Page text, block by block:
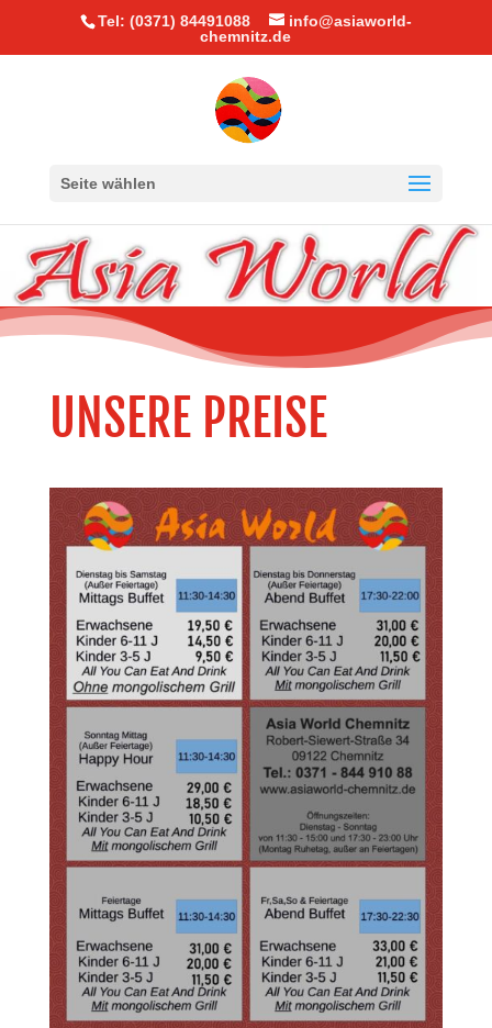
Tel: (0371) 84491088
info@asiaworld-
chemnitz.de
Seite wählen
UNSERE PREISE